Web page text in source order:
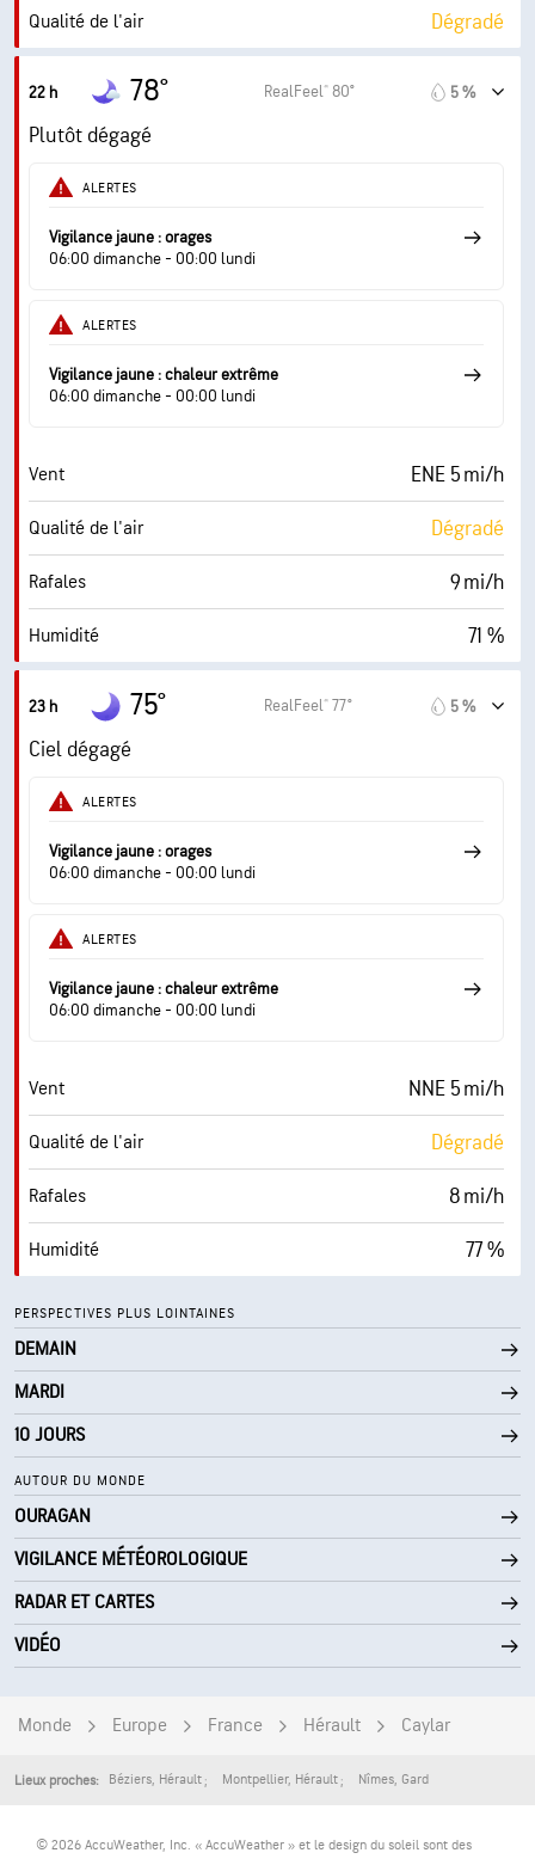
Qualité de l'air Dégradé
Indice UV maximal
Rafales
Humidité
Point de rosée 68° F
Visibilité
22 h 78° RealFeel® 80° 5 %
Plutôt dégagé
ALERTES
Vigilance jaune : orages
06:00 dimanche - 00:00 lundi
ALERTES
Vigilance jaune : chaleur extrême
06:00 dimanche - 00:00 lundi
Vent ENE 5 mi/h
Qualité de l'air Dégradé
Rafales 9 mi/h
Humidité 71 %
Point de rosée
AccuLumen Brightness Index™
Couverture nuageuse
Visibilité 10 mi
23 h 75° RealFeel® 77° 5 %
Ciel dégagé
ALERTES
Vigilance jaune : orages
06:00 dimanche - 00:00 lundi
ALERTES
Vigilance jaune : chaleur extrême
06:00 dimanche - 00:00 lundi
Vent NNE 5 mi/h
Qualité de l'air Dégradé
Rafales 8 mi/h
Humidité 77 %
AccuLumen Brightness Index™ 0 (Sombre)
Couverture nuageuse 8 %
Visibilité 7 mi
Plafond nuageux 30000 pi
PERSPECTIVES PLUS LOINTAINES
DEMAIN
MARDI
10 JOURS
AUTOUR DU MONDE
OURAGAN
VIGILANCE MÉTÉOROLOGIQUE
RADAR ET CARTES
VIDÉO
Monde Europe France Hérault Caylar
Lieux proches: Béziers, Hérault Montpellier, Hérault Nîmes, Gard
© 2026 AccuWeather, Inc. « AccuWeather » et le design du soleil sont des